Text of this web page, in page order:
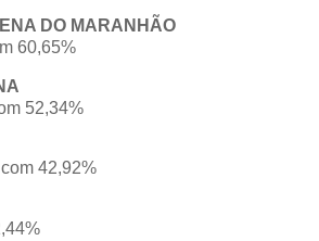
DO MARANHÃO
60,65%
52,34%
42,92%